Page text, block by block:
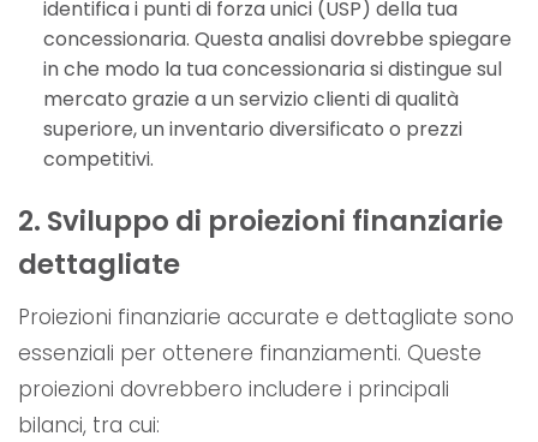
identifica i punti di forza unici (USP) della tua
concessionaria. Questa analisi dovrebbe spiegare
in che modo la tua concessionaria si distingue sul
mercato grazie a un servizio clienti di qualità
superiore, un inventario diversificato o prezzi
competitivi.
2. Sviluppo di proiezioni finanziarie
dettagliate
Proiezioni finanziarie accurate e dettagliate sono
essenziali per ottenere finanziamenti. Queste
proiezioni dovrebbero includere i principali
bilanci, tra cui: